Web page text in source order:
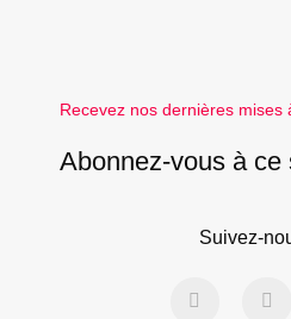
Recevez nos dernières mises
Abonnez-vous à ce
Suivez-